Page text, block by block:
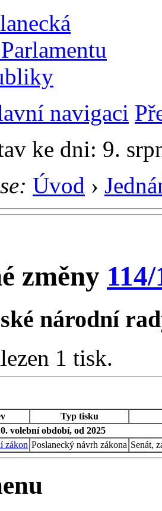
navigaci
ke dni: 9.
Úvod ›
změny
národní
1 tisk.
Typ tisku
volební období, od 2025
zákon Poslanecký návrh zákona Senát,